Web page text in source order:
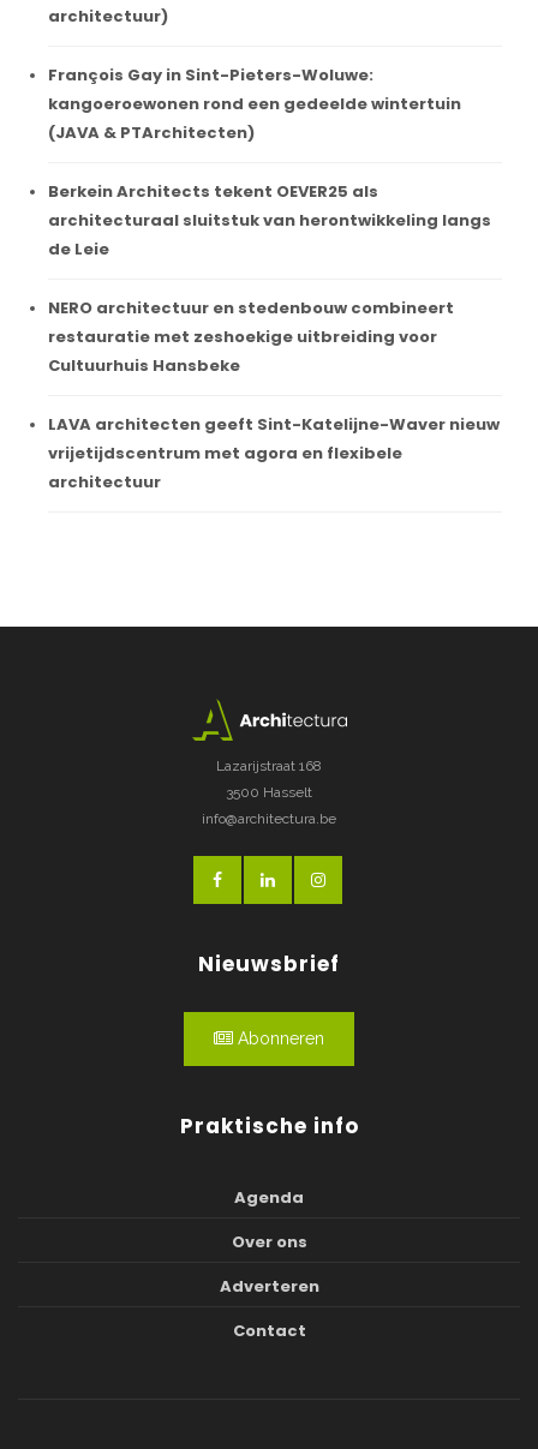
architectuur)
François Gay in Sint-Pieters-Woluwe:
kangoeroewonen rond een gedeelde wintertuin
(JAVA & PTArchitecten)
Berkein Architects tekent OEVER25 als
architecturaal sluitstuk van herontwikkeling langs
de Leie
NERO architectuur en stedenbouw combineert
restauratie met zeshoekige uitbreiding voor
Cultuurhuis Hansbeke
LAVA architecten geeft Sint-Katelijne-Waver nieuw
vrijetijdscentrum met agora en flexibele
architectuur
Lazarijstraat 168
3500 Hasselt
info@architectura.be
Nieuwsbrief
Abonneren
Praktische info
Agenda
Over ons
Adverteren
Contact